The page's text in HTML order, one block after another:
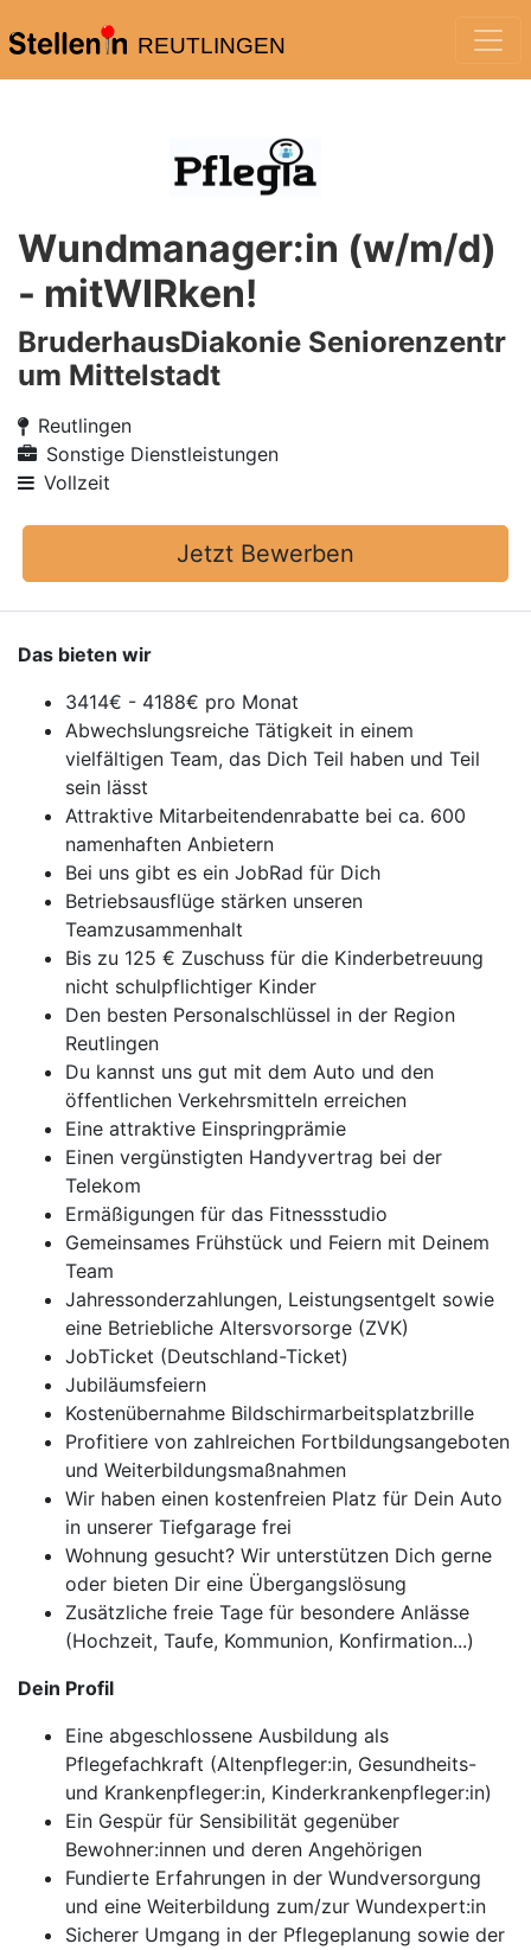
REUTLINGEN
Wundmanager:in (w/m/d)
- mitWIRken!
BruderhausDiakonie Seniorenzentr
um Mittelstadt
Reutlingen
Sonstige Dienstleistungen
Vollzeit
Jetzt Bewerben
Das bieten wir
3414€ - 4188€ pro Monat
Abwechslungsreiche Tätigkeit in einem
vielfältigen Team, das Dich Teil haben und Teil
sein lässt
Attraktive Mitarbeitendenrabatte bei ca. 600
namenhaften Anbietern
Bei uns gibt es ein JobRad für Dich
Betriebsausflüge stärken unseren
Teamzusammenhalt
Bis zu 125 € Zuschuss für die Kinderbetreuung
nicht schulpflichtiger Kinder
Den besten Personalschlüssel in der Region
Reutlingen
Du kannst uns gut mit dem Auto und den
öffentlichen Verkehrsmitteln erreichen
Eine attraktive Einspringprämie
Einen vergünstigten Handyvertrag bei der
Telekom
Ermäßigungen für das Fitnessstudio
Gemeinsames Frühstück und Feiern mit Deinem
Team
Jahressonderzahlungen, Leistungsentgelt sowie
eine Betriebliche Altersvorsorge (ZVK)
JobTicket (Deutschland-Ticket)
Jubiläumsfeiern
Kostenübernahme Bildschirmarbeitsplatzbrille
Profitiere von zahlreichen Fortbildungsangeboten
und Weiterbildungsmaßnahmen
Wir haben einen kostenfreien Platz für Dein Auto
in unserer Tiefgarage frei
Wohnung gesucht? Wir unterstützen Dich gerne
oder bieten Dir eine Übergangslösung
Zusätzliche freie Tage für besondere Anlässe
(Hochzeit, Taufe, Kommunion, Konfirmation...)
Dein Profil
Eine abgeschlossene Ausbildung als
Pflegefachkraft (Altenpfleger:in, Gesundheits-
und Krankenpfleger:in, Kinderkrankenpfleger:in)
Ein Gespür für Sensibilität gegenüber
Bewohner:innen und deren Angehörigen
Fundierte Erfahrungen in der Wundversorgung
und eine Weiterbildung zum/zur Wundexpert:in
Sicherer Umgang in der Pflegeplanung sowie der